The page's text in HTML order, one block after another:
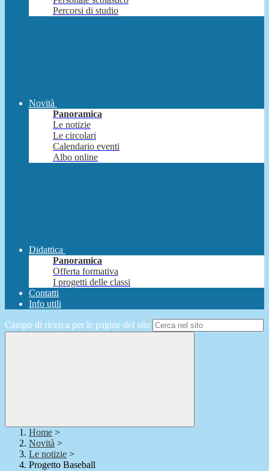
Percorsi di studio
Novità
Panoramica
Le notizie
Le circolari
Calendario eventi
Albo online
Didattica
Panoramica
Offerta formativa
I progetti delle classi
Contatti
Info utili
Campo di ricerca per le pagine del sito
Home >
Novità >
Le notizie >
Progetto Baseball